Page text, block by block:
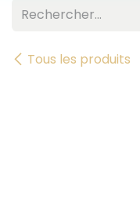
Tous les produits